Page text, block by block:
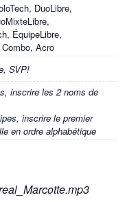
DuoLibre,
ÉquipeLibre,
Acro
SVP!
inscrire les 2 noms de
inscrire le premier
en ordre alphabétique